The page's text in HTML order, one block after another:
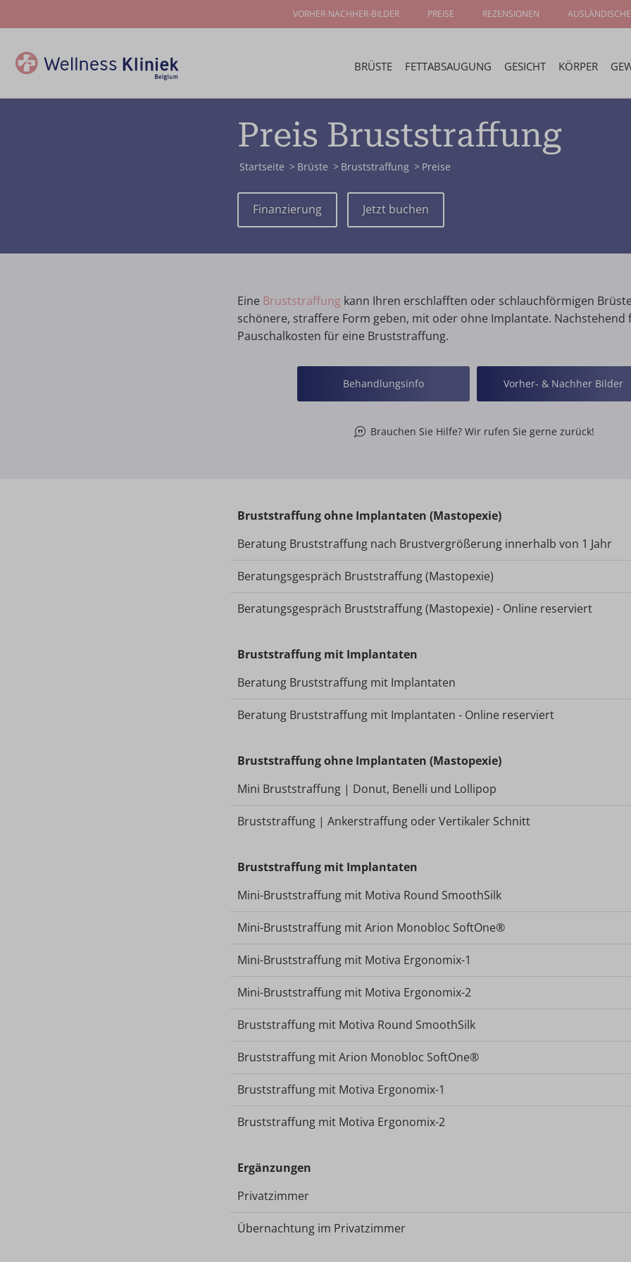
BRÜSTE FETTABSAUGUNG GESICHT KÖRPER
VORHER-NACHHER-BILDER PREISE REZENSIONEN
Preis Bruststraffung
Startseite Brüste Bruststraffung Preise
Finanzierung Jetzt buchen
Eine Bruststraffung kann Ihren erschlafften oder schlauchförmigen
schönere, straffere Form geben, mit oder ohne Implantate. Nachstehend
Pauschalkosten für eine Bruststraffung.
Behandlungsinfo Vorher- & Nachher Bilder
Brauchen Sie Hilfe? Wir rufen Sie gerne zurück!
Bruststraffung ohne Implantaten (Mastopexie)
Beratung Bruststraffung nach Brustvergrößerung innerhalb von 1 Jahr
Beratungsgespräch Bruststraffung (Mastopexie)
Beratungsgespräch Bruststraffung (Mastopexie) - Online reserviert
Bruststraffung mit Implantaten
Beratung Bruststraffung mit Implantaten
Beratung Bruststraffung mit Implantaten - Online reserviert
Bruststraffung ohne Implantaten (Mastopexie)
Mini Bruststraffung | Donut, Benelli und Lollipop
Bruststraffung | Ankerstraffung oder Vertikaler Schnitt
Bruststraffung mit Implantaten
Mini-Bruststraffung mit Motiva Round SmoothSilk
Mini-Bruststraffung mit Arion Monobloc SoftOne®
Mini-Bruststraffung mit Motiva Ergonomix-1
Mini-Bruststraffung mit Motiva Ergonomix-2
Bruststraffung mit Motiva Round SmoothSilk
Bruststraffung mit Arion Monobloc SoftOne®
Bruststraffung mit Motiva Ergonomix-1
Bruststraffung mit Motiva Ergonomix-2
Ergänzungen
Privatzimmer
Übernachtung im Privatzimmer